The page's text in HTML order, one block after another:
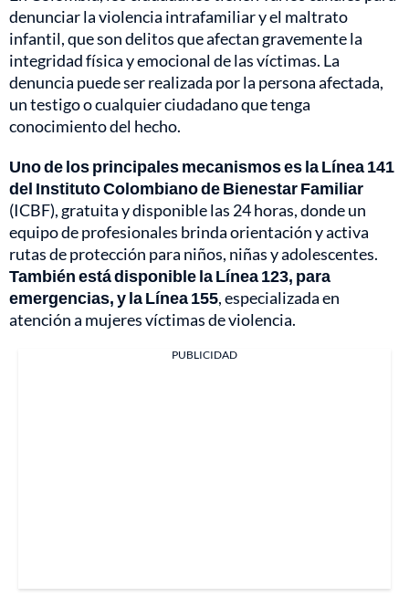
denunciar la violencia intrafamiliar y el maltrato
infantil, que son delitos que afectan gravemente la
integridad física y emocional de las víctimas. La
denuncia puede ser realizada por la persona afectada,
un testigo o cualquier ciudadano que tenga
conocimiento del hecho.
Uno de los principales mecanismos es la Línea 141
del Instituto Colombiano de Bienestar Familiar
(ICBF), gratuita y disponible las 24 horas, donde un
equipo de profesionales brinda orientación y activa
rutas de protección para niños, niñas y adolescentes.
También está disponible la Línea 123, para
emergencias, y la Línea 155, especializada en
atención a mujeres víctimas de violencia.
PUBLICIDAD